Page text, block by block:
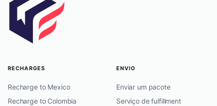
RECHARGES
Recharge to Mexico
Recharge to Colombia
ENVIO
Enviar um pacote
Serviço de fulfillment